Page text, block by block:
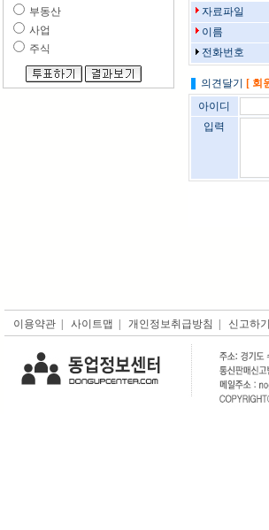
부동산
사업
주식
자료파일
이름
전화번호
의견달기 [ 회
이용약관 사이트맵 개인정보취급방침 신고하기